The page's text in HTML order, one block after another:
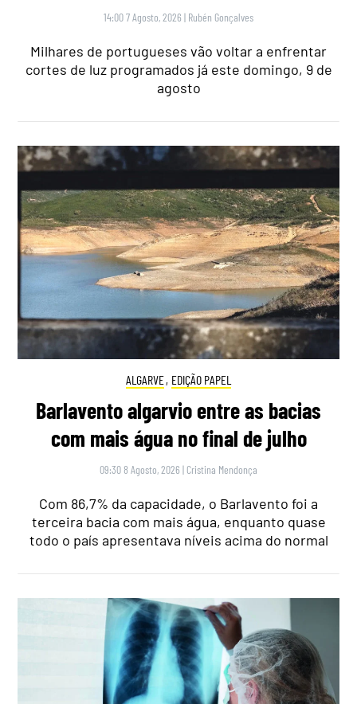
14:00 7 Agosto, 2026 | Rubén Gonçalves
Milhares de portugueses vão voltar a enfrentar
cortes de luz programados já este domingo, 9 de
agosto
ALGARVE, EDIÇÃO PAPEL
Barlavento algarvio entre as bacias
com mais água no final de julho
09:30 8 Agosto, 2026 | Cristina Mendonça
Com 86,7% da capacidade, o Barlavento foi a
terceira bacia com mais água, enquanto quase
todo o país apresentava níveis acima do normal